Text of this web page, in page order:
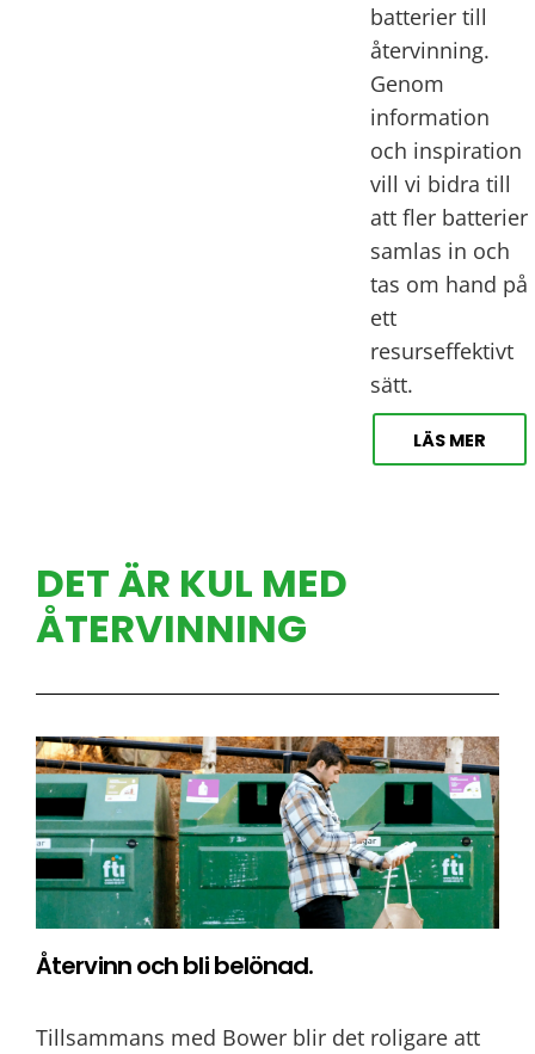
batterier till
återvinning.
Genom
information
och inspiration
vill vi bidra till
att fler batterier
samlas in och
tas om hand på
ett
resurseffektivt
sätt.
LÄS MER
DET ÄR KUL MED
ÅTERVINNING
Återvinn och bli belönad.
Tillsammans med Bower blir det roligare att